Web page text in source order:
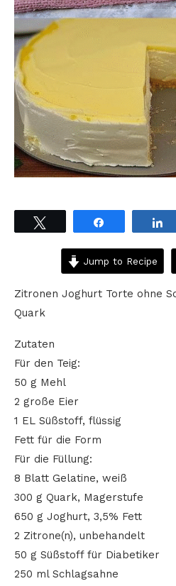
Jump to Recipe
Zitronen Joghurt Torte ohne
Quark
Zutaten
Für den Teig:
50 g Mehl
2 große Eier
1 EL Süßstoff, flüssig
Fett für die Form
Für die Füllung:
8 Blatt Gelatine, weiß
300 g Quark, Magerstufe
650 g Joghurt, 3,5% Fett
2 Zitrone(n), unbehandelt
50 g Süßstoff für Diabetiker
250 ml Schlagsahne